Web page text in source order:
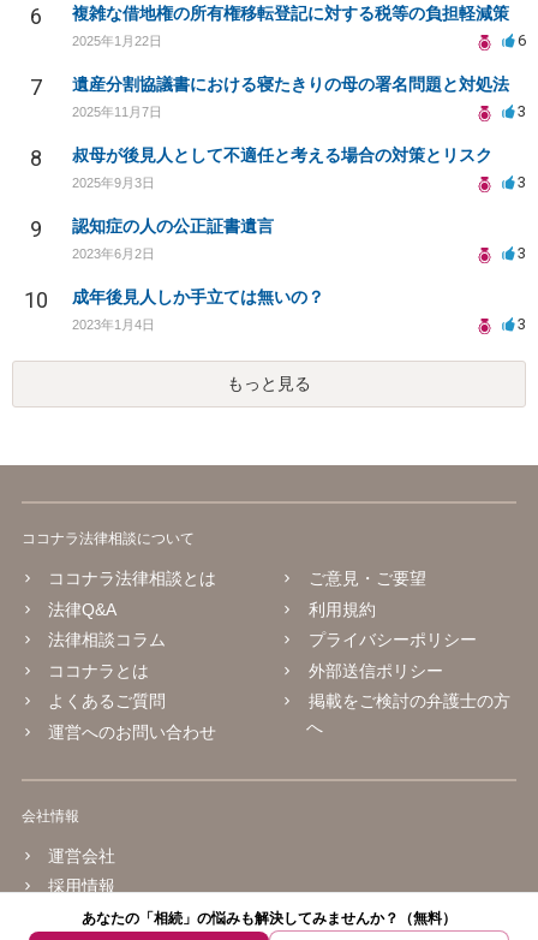
6 複雑な借地権の所有権移転登記に対する税等の負担軽減策
2025年1月22日 6
7 遺産分割協議書における寝たきりの母の署名問題と対処法
2025年11月7日 3
8 叔母が後見人として不適任と考える場合の対策とリスク
2025年9月3日 3
9 認知症の人の公正証書遺言
2023年6月2日 3
10 成年後見人しか手立ては無いの？
2023年1月4日 3
もっと見る
あなたの「相続」の悩みも解決してみませんか？（無料）
ココナラ法律相談について
ココナラ法律相談とは
法律Q&A
法律相談コラム
ココナラとは
よくあるご質問
運営へのお問い合わせ
ご意見・ご要望
利用規約
プライバシーポリシー
外部送信ポリシー
掲載をご検討の弁護士の方
へ
会社情報
運営会社
採用情報